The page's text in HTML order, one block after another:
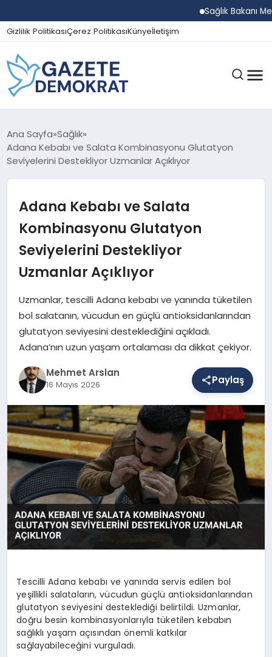
Sağlık Bakanı
Gizlilik PolitikasıÇerez PolitikasıKünyeİletişim
GÜNDEM
EKONOMI
SPOR
MAGAZIN
SAĞLIK
DÜNYA
YAŞAM
Ana Sayfa Sağlık
Adana Kebabı ve Salata Kombinasyonu Glutatyon
Seviyelerini Destekliyor Uzmanlar Açıklıyor
Adana Kebabı ve Salata
Kombinasyonu Glutatyon
Seviyelerini Destekliyor
Uzmanlar Açıklıyor
Uzmanlar, tescilli Adana kebabı ve yanında tüketilen
bol salatanın, vücudun en güçlü antioksidanlarından
glutatyon seviyesini desteklediğini açıkladı.
Adana’nın uzun yaşam ortalaması da dikkat çekiyor.
Mehmet Arslan
16 Mayıs 2026 Paylaş
Tescilli Adana kebabı ve yanında servis edilen bol
yeşillikli salataların, vücudun güçlü antioksidanlarından
glutatyon seviyesini desteklediği belirtildi. Uzmanlar,
doğru besin kombinasyonlarıyla tüketilen kebabın
sağlıklı yaşam açısından önemli katkılar
sağlayabileceğini vurguladı.